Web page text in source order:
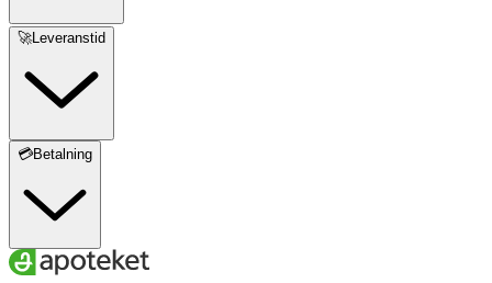
🚀Leveranstid
💳Betalning